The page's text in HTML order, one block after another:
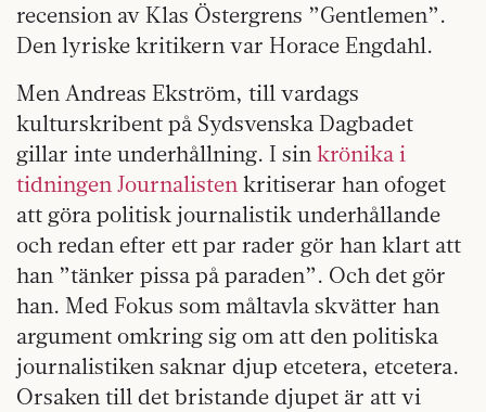
recension av Klas Östergrens ”Gentlemen”.
Den lyriske kritikern var Horace Engdahl.
Men Andreas Ekström, till vardags
kulturskribent på Sydsvenska Dagbadet
gillar inte underhållning. I sinkrönika i
tidningen Journalistenkritiserar han ofoget
att göra politisk journalistik underhållande
och redan efter ett par rader gör han klart att
han ”tänker pissa på paraden”. Och det gör
han. Med Fokus som måltavla skvätter han
argument omkring sig om att den politiska
journalistiken saknar djup etcetera, etcetera.
Orsaken till det bristande djupet är att vi